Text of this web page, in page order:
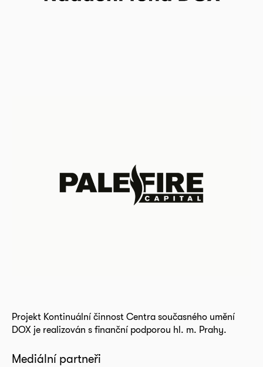
Projekt Kontinuální činnost Centra současného umění
DOX je realizován s finanční podporou hl. m. Prahy.
Mediální partneři